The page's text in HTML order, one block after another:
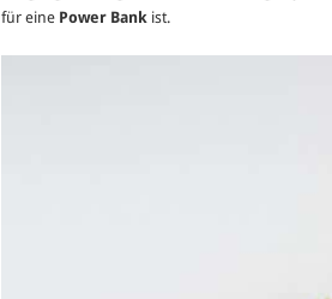
für eine Power Bank ist.